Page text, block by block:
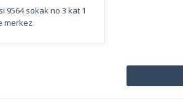
9564 sokak no 3 kat 1
merkez